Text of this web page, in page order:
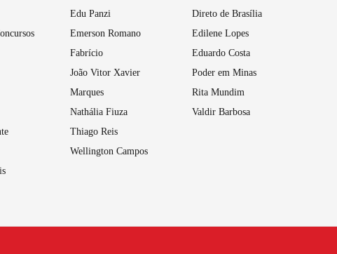
Edu Panzi
Emerson Romano
Fabrício
João Vitor Xavier
Marques
Nathália Fiuza
Thiago Reis
Wellington Campos
Direto de Brasília
Edilene Lopes
Eduardo Costa
Poder em Minas
Rita Mundim
Valdir Barbosa